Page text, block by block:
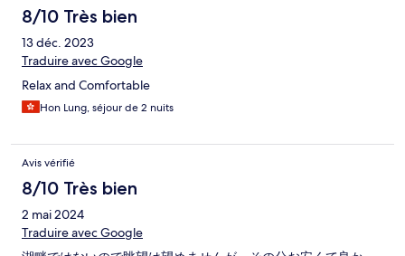
8/10 Très bien
13 déc. 2023
Traduire avec Google
Relax and Comfortable
Hon Lung, séjour de 2 nuits
Avis vérifié
8/10 Très bien
2 mai 2024
Traduire avec Google